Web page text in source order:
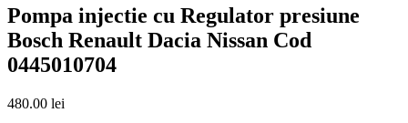
Pompa injectie cu Regulator presiune
Bosch Renault Dacia Nissan Cod
0445010704
480.00 lei